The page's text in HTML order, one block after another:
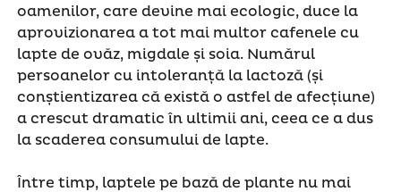
oamenilor, care devine mai ecologic, duce la
aprovizionarea a tot mai multor cafenele cu
lapte de ovăz, migdale și soia. Numărul
persoanelor cu intoleranță la lactoză (și
conștientizarea că există o astfel de afecțiune)
a crescut dramatic în ultimii ani, ceea ce a dus
la scaderea consumului de lapte.
Între timp, laptele pe bază de plante nu mai